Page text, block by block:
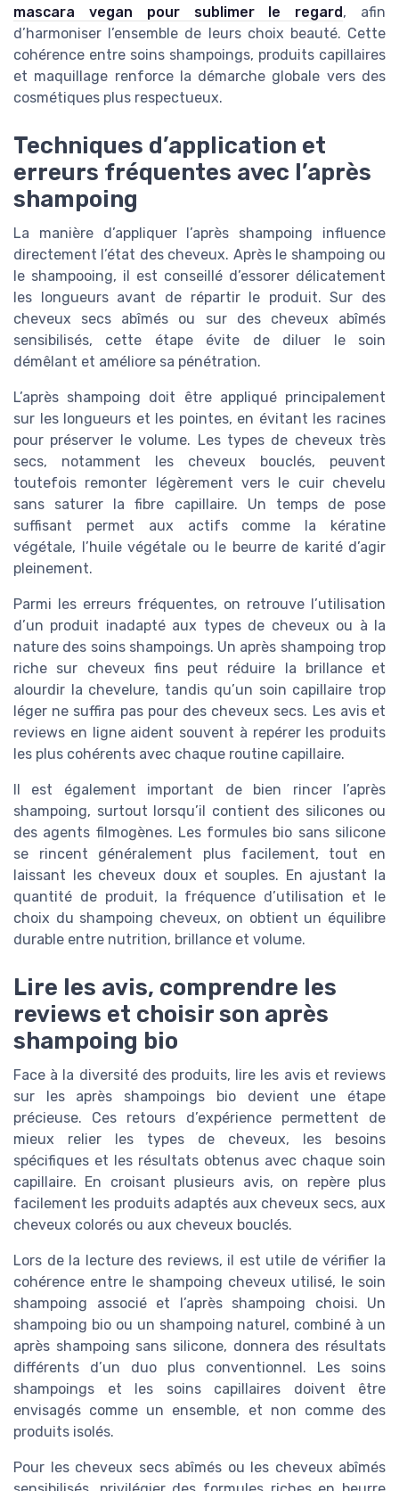
mascara vegan pour sublimer le regard, afin
d’harmoniser l’ensemble de leurs choix beauté. Cette
cohérence entre soins shampoings, produits capillaires
et maquillage renforce la démarche globale vers des
cosmétiques plus respectueux.
Techniques d’application et
erreurs fréquentes avec l’après
shampoing
La manière d’appliquer l’après shampoing influence
directement l’état des cheveux. Après le shampoing ou
le shampooing, il est conseillé d’essorer délicatement
les longueurs avant de répartir le produit. Sur des
cheveux secs abîmés ou sur des cheveux abîmés
sensibilisés, cette étape évite de diluer le soin
démêlant et améliore sa pénétration.
L’après shampoing doit être appliqué principalement
sur les longueurs et les pointes, en évitant les racines
pour préserver le volume. Les types de cheveux très
secs, notamment les cheveux bouclés, peuvent
toutefois remonter légèrement vers le cuir chevelu
sans saturer la fibre capillaire. Un temps de pose
suffisant permet aux actifs comme la kératine
végétale, l’huile végétale ou le beurre de karité d’agir
pleinement.
Parmi les erreurs fréquentes, on retrouve l’utilisation
d’un produit inadapté aux types de cheveux ou à la
nature des soins shampoings. Un après shampoing trop
riche sur cheveux fins peut réduire la brillance et
alourdir la chevelure, tandis qu’un soin capillaire trop
léger ne suffira pas pour des cheveux secs. Les avis et
reviews en ligne aident souvent à repérer les produits
les plus cohérents avec chaque routine capillaire.
Il est également important de bien rincer l’après
shampoing, surtout lorsqu’il contient des silicones ou
des agents filmogènes. Les formules bio sans silicone
se rincent généralement plus facilement, tout en
laissant les cheveux doux et souples. En ajustant la
quantité de produit, la fréquence d’utilisation et le
choix du shampoing cheveux, on obtient un équilibre
durable entre nutrition, brillance et volume.
Lire les avis, comprendre les
reviews et choisir son après
shampoing bio
Face à la diversité des produits, lire les avis et reviews
sur les après shampoings bio devient une étape
précieuse. Ces retours d’expérience permettent de
mieux relier les types de cheveux, les besoins
spécifiques et les résultats obtenus avec chaque soin
capillaire. En croisant plusieurs avis, on repère plus
facilement les produits adaptés aux cheveux secs, aux
cheveux colorés ou aux cheveux bouclés.
Lors de la lecture des reviews, il est utile de vérifier la
cohérence entre le shampoing cheveux utilisé, le soin
shampoing associé et l’après shampoing choisi. Un
shampoing bio ou un shampoing naturel, combiné à un
après shampoing sans silicone, donnera des résultats
différents d’un duo plus conventionnel. Les soins
shampoings et les soins capillaires doivent être
envisagés comme un ensemble, et non comme des
produits isolés.
Pour les cheveux secs abîmés ou les cheveux abîmés